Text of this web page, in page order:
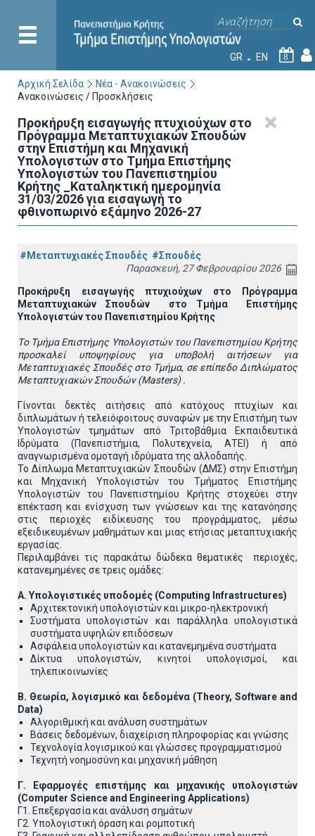
GR EN 8
Αρχική Σελίδα
Νέα - Ανακοινώσεις
Ανακοινώσεις / Προσκλήσεις
Προκήρυξη εισαγωγής πτυχιούχων στo
Πρόγραμμα Μεταπτυχιακών Σπουδών
στην Επιστήμη και Μηχανική
Υπολογιστών στο Τμήμα Eπιστήμης
Υπολογιστών του Πανεπιστημίου
Κρήτης _Καταληκτική ημερομηνία
31/03/2026 για εισαγωγή το
φθινοπωρινό εξάμηνο 2026-27
#Μεταπτυχιακές Σπουδές #Σπουδές
Παρασκευή, 27 Φεβρουαρίου 2026
Προκήρυξη εισαγωγής πτυχιούχων στo Πρόγραμμα
Μεταπτυχιακών Σπουδών στο Τμήμα
Eπιστήμης
Υπολογιστών του Πανεπιστημίου Κρήτης
Tο Tμήμα Επιστήμης Υπολογιστών του Πανεπιστημίου Κρήτης
προσκαλεί υποψηφίους για υποβολή αιτήσεων
για
Μεταπτυχιακές Σπουδές στο Τμήμα, σε επίπεδο Διπλώματος
Μεταπτυχιακών Σπουδών (Masters) .
Γίνονται δεκτές αιτήσεις από κατόχους πτυχίων και
διπλωμάτων ή τελειόφοιτους συναφών με την Επιστήμη των
Υπολογιστών τμημάτων από Τριτοβάθμια Εκπαιδευτικά
Ιδρύματα (Πανεπιστήμια, Πολυτεχνεία, ΑΤΕΙ) ή από
αναγνωρισμένα ομοταγή ιδρύματα της αλλοδαπής.
To Δίπλωμα Μεταπτυχιακών Σπουδών (ΔΜΣ) στην Επιστήμη
και Μηχανική Υπολογιστών του Τμήματος Επιστήμης
Υπολογιστών του Πανεπιστημίου Κρήτης στοχεύει στην
επέκταση και ενίσχυση των γνώσεων και της κατανόησης
στις περιοχές ειδίκευσης του προγράμματος, μέσω
εξειδικευμένων μαθημάτων και μιας ετήσιας μεταπτυχιακής
εργασίας.
Περιλαμβάνει τις παρακάτω δώδεκα θεματικές περιοχές,
κατανεμημένες σε τρεις ομάδες:
Α. Υπολογιστικές υποδομές (Computing Infrastructures)
Αρχιτεκτονική υπολογιστών και μικρο-ηλεκτρονική
Συστήματα υπολογιστών και παράλληλα υπολογιστικά
συστήματα υψηλών επιδόσεων
Ασφάλεια υπολογιστών και κατανεμημένα συστήματα
Δίκτυα υπολογιστών, κινητοί υπολογισμοί, και
τηλεπικοινωνίες
Β. Θεωρία, λογισμικό και δεδομένα (Theory, Software and
Data)
Αλγοριθμική και ανάλυση συστημάτων
Βάσεις δεδομένων, διαχείριση πληροφορίας και γνώσης
Τεχνολογία λογισμικού και γλώσσες προγραμματισμού
Τεχνητή νοημοσύνη και μηχανική μάθηση
Γ. Εφαρμογές επιστήμης και μηχανικής υπολογιστών
(Computer Scienceand Engineering Applications)
Γ1. Επεξεργασία και ανάλυση σημάτων
Γ2. Υπολογιστική όραση και ρομποτική